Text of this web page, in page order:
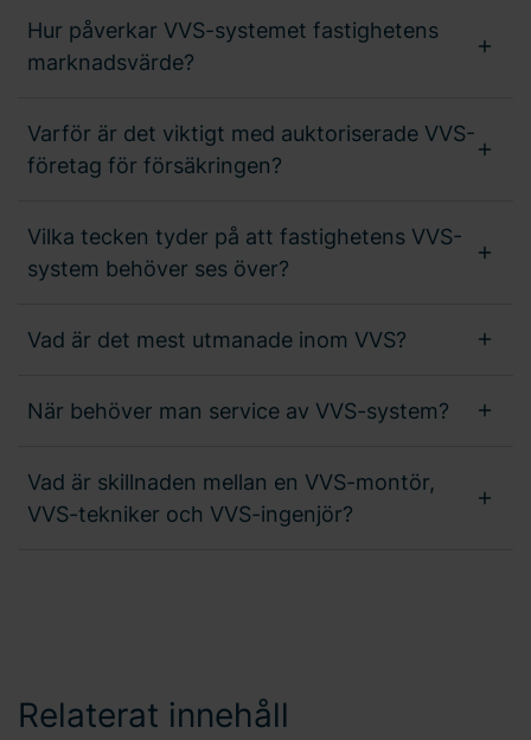
Hur påverkar VVS-systemet fastighetens
marknadsvärde?
Varför är det viktigt med auktoriserade VVS-
företag för försäkringen?
Vilka tecken tyder på att fastighetens VVS-
system behöver ses över?
Vad är det mest utmanade inom VVS?
När behöver man service av VVS-system?
Vad är skillnaden mellan en VVS-montör,
VVS-tekniker och VVS-ingenjör?
Relaterat innehåll